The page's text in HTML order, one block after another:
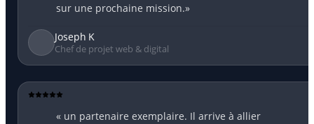
sur une prochaine mission.»
Joseph K
Chef de projet web & digital
« un partenaire exemplaire. Il arrive à allier